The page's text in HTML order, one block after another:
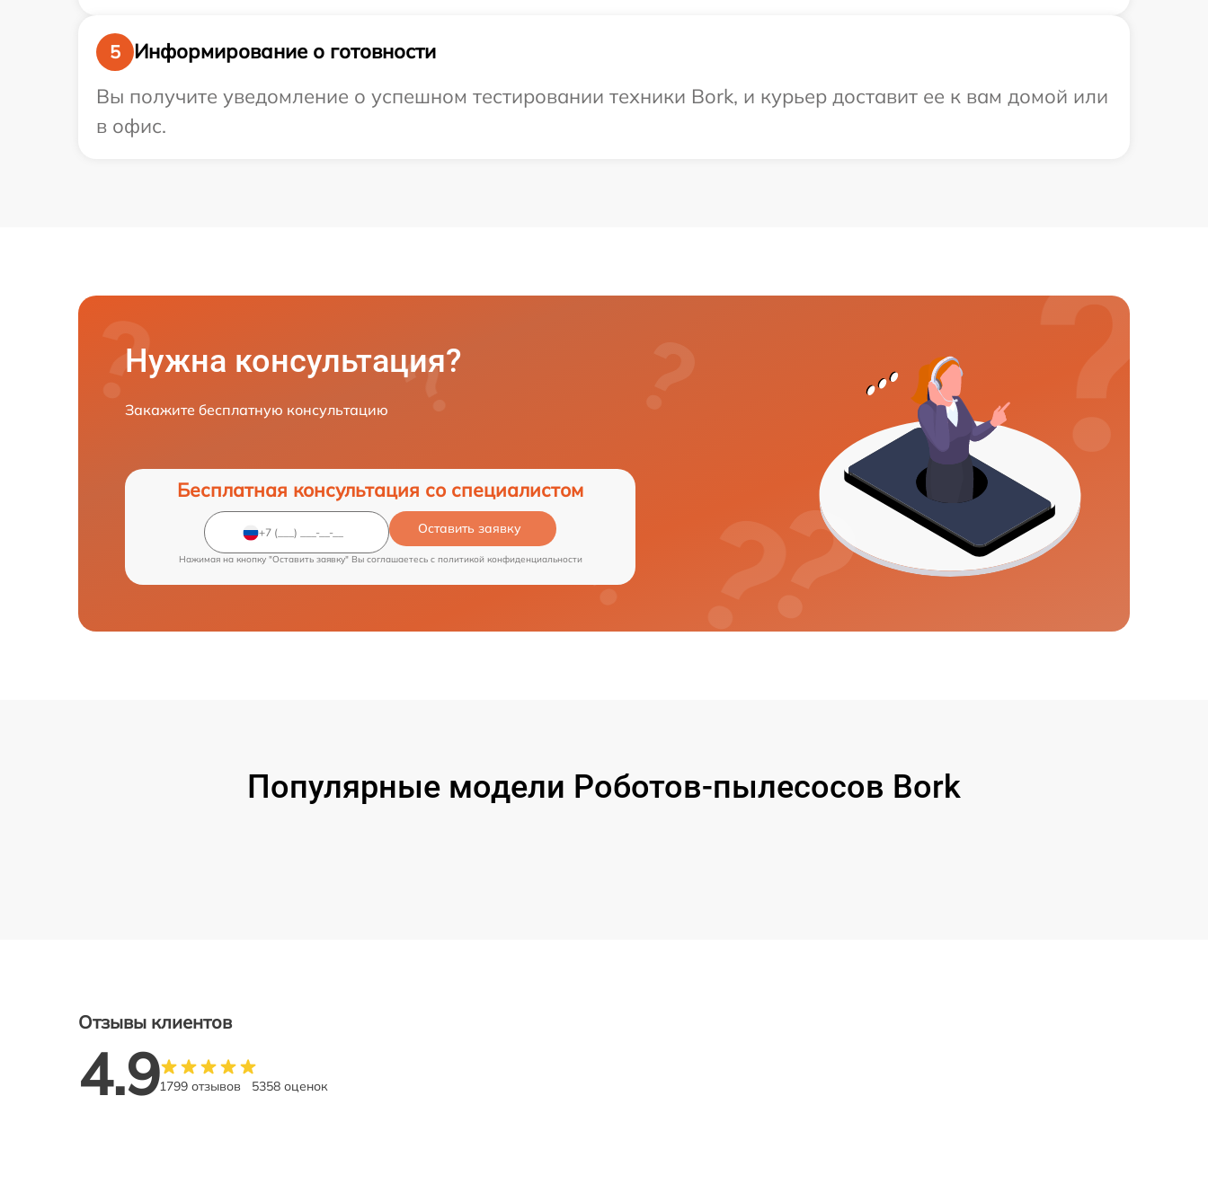
5
Информирование о готовности
Вы получите уведомление о успешном тестировании техники Bork, и курьер доставит ее к вам домой или
в офис.
Нужна консультация?
Закажите бесплатную консультацию
Бесплатная консультация со специалистом
Оставить заявку
Нажимая на кнопку "Оставить заявку" Вы соглашаетесь c политикой конфиденциальности
Популярные модели Роботов-пылесосов Bork
Отзывы клиентов
4.91799 отзывов 5358 оценок